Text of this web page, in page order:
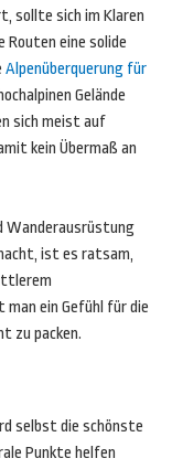
sollte sich im Klaren
Routen eine solide
Alpenüberquerung für
Gelände
sich meist auf
kein Übermaß an
Wanderausrüstung
ist es ratsam,
ein Gefühl für die
zu packen.
selbst die schönste
Punkte helfen